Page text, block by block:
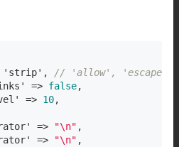
'strip',
// 'allow',
=>
false,
=>
10,
=>
"\n" ,
=>
"\n" ,